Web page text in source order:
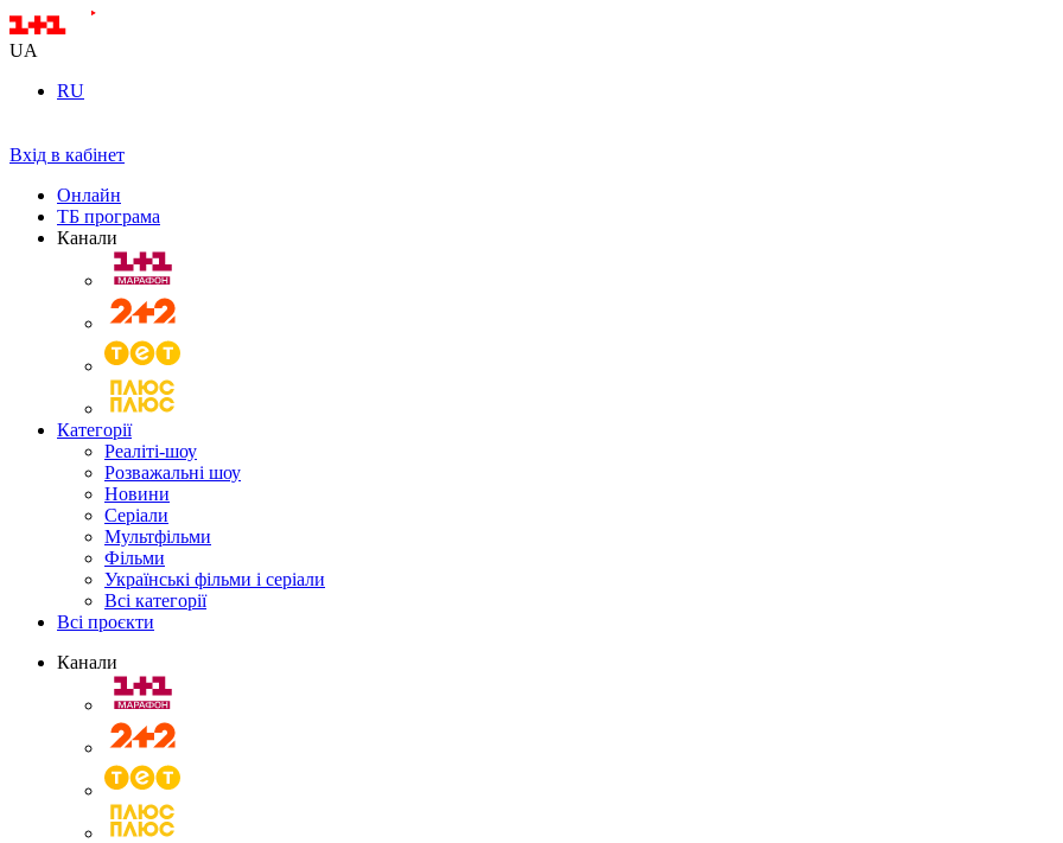
UA
RU
Вхід в кабінет
Онлайн
ТБ програма
Канали
Категорії
Реаліті-шоу
Розважальні шоу
Новини
Серіали
Мультфільми
Фільми
Українські фільми і серіали
Всі категорії
Всі проєкти
Канали